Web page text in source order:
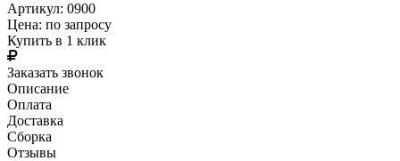
Артикул: 0900
Цена: по запросу
Купить в 1 клик
Заказать звонок
Описание
Оплата
Доставка
Сборка
Отзывы